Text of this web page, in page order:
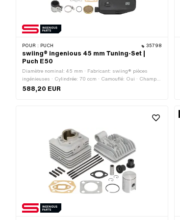
POUR : PUCH 35798
swiing® ingenious 45 mm Tuning-Set |
Puch E50
Diamètre nominal: 45 mm · Fabricant: swiing® pièces
ingénieuses · Cylindrée: 70 ccm · Camouflé: Oui · Champ
d'application: Tuning
588,20 EUR